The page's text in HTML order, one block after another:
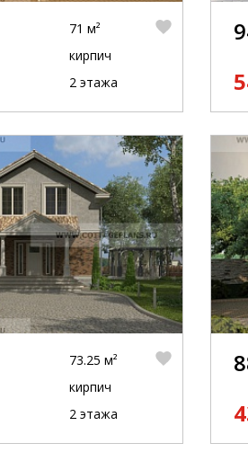
71 м²
кирпич
2 этажа
73.25 м²
кирпич
2 этажа